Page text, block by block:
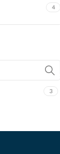
4
3